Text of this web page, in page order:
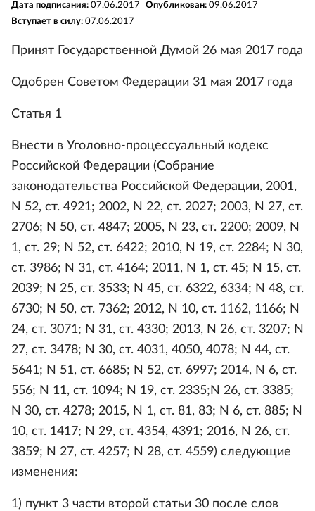
Дата подписания: 07.06.2017 Опубликован: 09.06.2017
Вступает в силу: 07.06.2017
Принят Государственной Думой 26 мая 2017 года
Одобрен Советом Федерации 31 мая 2017 года
Статья 1
Внести в Уголовно-процессуальный кодекс
Российской Федерации (Собрание
законодательства Российской Федерации, 2001,
N 52, ст. 4921; 2002, N 22, ст. 2027; 2003, N 27, ст.
2706; N 50, ст. 4847; 2005, N 23, ст. 2200; 2009, N
1, ст. 29; N 52, ст. 6422; 2010, N 19, ст. 2284; N 30,
ст. 3986; N 31, ст. 4164; 2011, N 1, ст. 45; N 15, ст.
2039; N 25, ст. 3533; N 45, ст. 6322, 6334; N 48, ст.
6730; N 50, ст. 7362; 2012, N 10, ст. 1162, 1166; N
24, ст. 3071; N 31, ст. 4330; 2013, N 26, ст. 3207; N
27, ст. 3478; N 30, ст. 4031, 4050, 4078; N 44, ст.
5641; N 51, ст. 6685; N 52, ст. 6997; 2014, N 6, ст.
556; N 11, ст. 1094; N 19, ст. 2335;N 26, ст. 3385;
N 30, ст. 4278; 2015, N 1, ст. 81, 83; N 6, ст. 885; N
10, ст. 1417; N 29, ст. 4354, 4391; 2016, N 26, ст.
3859; N 27, ст. 4257; N 28, ст. 4559) следующие
изменения:
1) пункт 3 части второй статьи 30 после слов